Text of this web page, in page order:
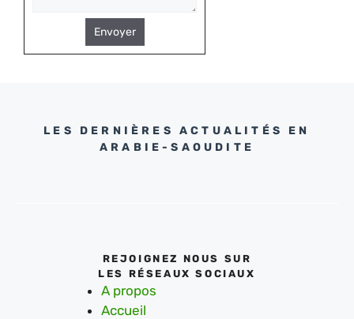
Envoyer
LES DERNIÈRES ACTUALITÉS EN
ARABIE-SAOUDITE
REJOIGNEZ NOUS SUR
LES RÉSEAUX SOCIAUX
A propos
Accueil